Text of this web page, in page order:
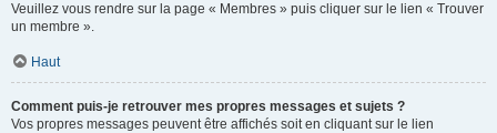
Veuillez vous rendre sur la page « Membres » puis cliquer sur le lien « Trouver
un membre ».
Haut
Comment puis-je retrouver mes propres messages et sujets ?
Vos propres messages peuvent être affichés soit en cliquant sur le lien